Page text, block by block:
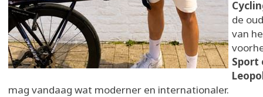
de
van
Sport
mag vandaag wat moderner en internationaler.